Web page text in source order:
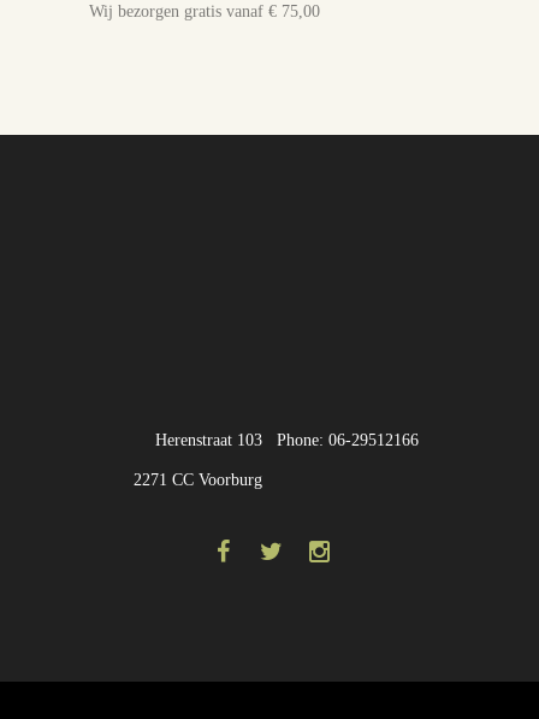
Wij bezorgen gratis vanaf € 75,00
Phone: 06-29512166
Herenstraat 103
2271 CC Voorburg